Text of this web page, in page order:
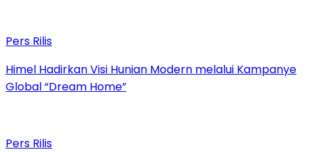
Pers Rilis
Himel Hadirkan Visi Hunian Modern melalui Kampanye
Global “Dream Home”
Pers Rilis